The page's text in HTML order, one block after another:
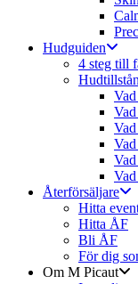
Hudguiden
4 steg till
Återförsäljare
Hitta
Hitta ÅF
Bli ÅF
För dig
Om M Picaut